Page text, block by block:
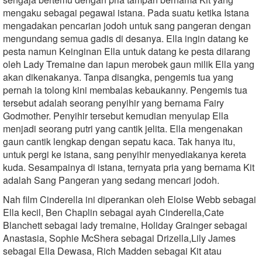
mengaku sebagai pegawai istana. Pada suatu ketika Istana
mengadakan pencarian jodoh untuk sang pangeran dengan
mengundang semua gadis di desanya. Ella ingin datang ke
pesta namun Keinginan Ella untuk datang ke pesta dilarang
oleh Lady Tremaine dan iapun merobek gaun milik Ella yang
akan dikenakanya. Tanpa disangka, pengemis tua yang
pernah ia tolong kini membalas kebaukanny. Pengemis tua
tersebut adalah seorang penyihir yang bernama Fairy
Godmother. Penyihir tersebut kemudian menyulap Ella
menjadi seorang putri yang cantik jelita. Ella mengenakan
gaun cantik lengkap dengan sepatu kaca. Tak hanya itu,
untuk pergi ke istana, sang penyihir menyediakanya kereta
kuda. Sesampainya di istana, ternyata pria yang bernama Kit
adalah Sang Pangeran yang sedang mencari jodoh.
Nah film Cinderella ini diperankan oleh Eloise Webb sebagai
Ella kecil, Ben Chaplin sebagai ayah Cinderella,Cate
Blanchett sebagai lady tremaine, Holiday Grainger sebagai
Anastasia, Sophie McShera sebagai Drizella,Lily James
sebagai Ella Dewasa, Rich Madden sebagai Kit atau